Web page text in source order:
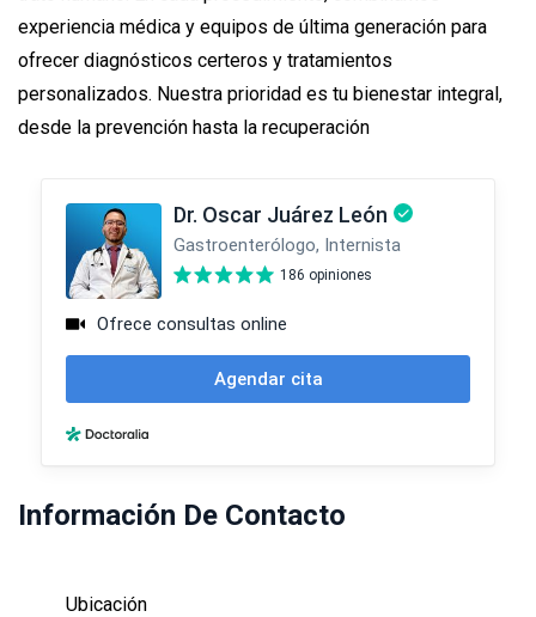
experiencia médica y equipos de última generación para
ofrecer diagnósticos certeros y tratamientos
personalizados. Nuestra prioridad es tu bienestar integral,
desde la prevención hasta la recuperación
Información De Contacto
Ubicación